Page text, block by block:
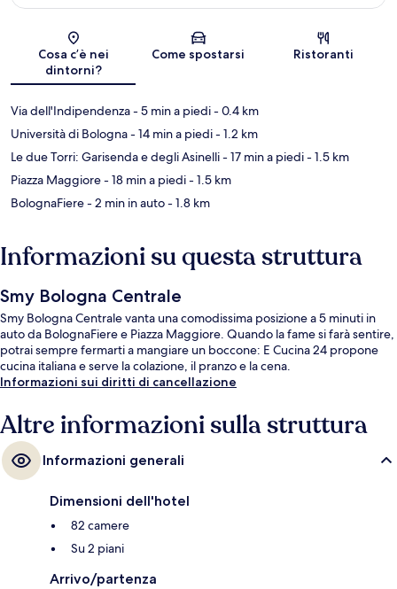
Mappa
Cosa c’è nei
dintorni?
Come spostarsi Ristoranti
Via dell'Indipendenza- 5 min a piedi- 0.4 km
Università di Bologna- 14 min a piedi- 1.2 km
Le due Torri: Garisenda e degli Asinelli- 17 min a piedi- 1.5 km
Piazza Maggiore- 18 min a piedi- 1.5 km
BolognaFiere- 2 min in auto- 1.8 km
Informazioni su questa struttura
Smy Bologna Centrale
Smy Bologna Centrale vanta una comodissima posizione a 5 minuti in
auto da BolognaFiere e Piazza Maggiore. Quando la fame si farà sentire,
potrai sempre fermarti a mangiare un boccone: E Cucina 24 propone
cucina italiana e serve la colazione, il pranzo e la cena.
Informazioni sui diritti di cancellazione
Altre informazioni sulla struttura
Informazioni generali
Dimensioni dell'hotel
82 camere
Su 2 piani
Arrivo/partenza